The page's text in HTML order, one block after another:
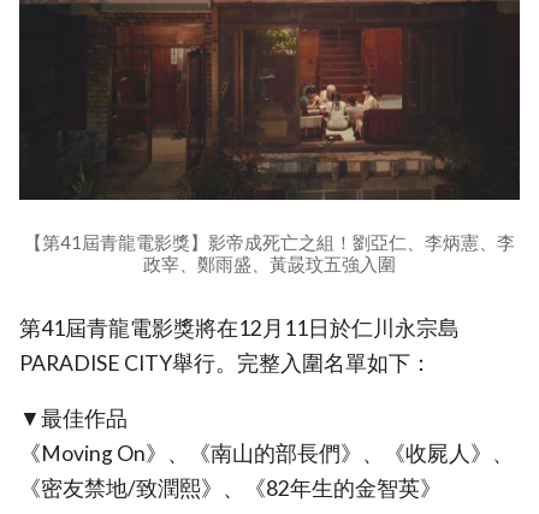
【第41屆青龍電影獎】影帝成死亡之組！劉亞仁、李炳憲、李
政宰、鄭雨盛、黃晸玟五強入圍
第41屆青龍電影獎將在12月11日於仁川永宗島
PARADISE CITY舉行。完整入圍名單如下：
▼最佳作品
《Moving On》、《南山的部長們》、《收屍人》、
《密友禁地/致潤熙》、《82年生的金智英》